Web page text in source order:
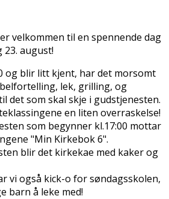
velkommen til en spennende dag
23. august!
og blir litt kjent, har det morsomt
lek, grilling, og
det som skal skje i gudstjenesten.
en liten overraskelse!
som begynner kl.17:00 mottar
"Min Kirkebok 6".
blir det kirkekaffe med kaker og
vi også kick-off for søndagsskolen,
barn å leke med!